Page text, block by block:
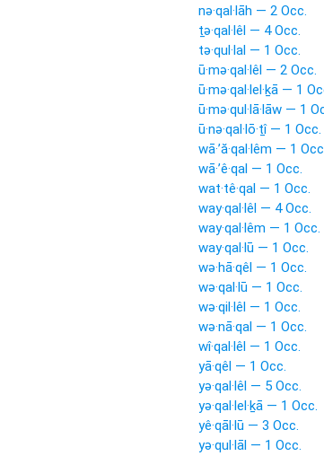
nə·qal·lāh — 2 Occ.
ṯə·qal·lêl — 4 Occ.
tə·qul·lal — 1 Occ.
ū·mə·qal·lêl — 2 Occ.
ū·mə·qal·lel·ḵā — 1
ū·mə·qul·lā·lāw — 1
ū·nə·qal·lō·ṯî — 1 Occ.
wā·’ă·qal·lêm — 1
wā·’ê·qal — 1 Occ.
wat·tê·qal — 1 Occ.
way·qal·lêl — 4 Occ.
way·qal·lêm — 1 Occ.
way·qal·lū — 1 Occ.
wə·hā·qêl — 1 Occ.
wə·qal·lū — 1 Occ.
wə·qil·lêl — 1 Occ.
wə·nā·qal — 1 Occ.
wî·qal·lêl — 1 Occ.
yā·qêl — 1 Occ.
yə·qal·lêl — 5 Occ.
yə·qal·lel·ḵā — 1 Occ.
yê·qāl·lū — 3 Occ.
yə·qul·lāl — 1 Occ.